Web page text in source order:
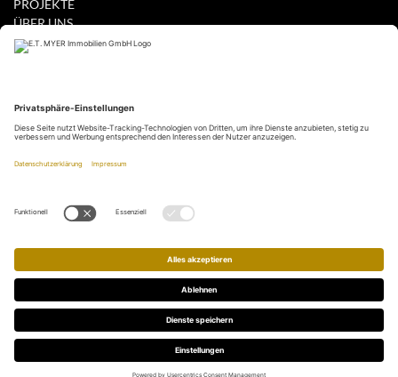
PROJEKTE
ÜBER UNS
PRESSE
GEWERBE MIETEN / KAUFEN
WOHNEN MIETEN / KAUFEN
IHR ANGEBOT GEWERBE
THE FLUSHING MEADOWS
CSMM
powered by